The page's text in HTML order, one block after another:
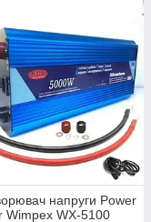
напруги Power
Wimpex WX-5100